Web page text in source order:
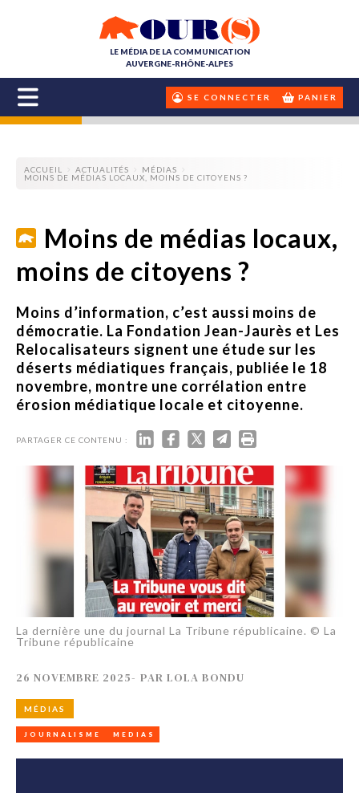
LE MÉDIA DE LA COMMUNICATION
AUVERGNE-RHÔNE-ALPES
SE CONNECTER PANIER
ACCUEIL ACTUALITÉS
MÉDIAS
MOINS DE MÉDIAS LOCAUX, MOINS DE CITOYENS ?
Moins de médias locaux,
moins de citoyens ?
Moins d’information, c’est aussi moins de
démocratie. La Fondation Jean-Jaurès et Les
Relocalisateurs signent une étude sur les
déserts médiatiques français, publiée le 18
novembre, montre une corrélation entre
érosion médiatique locale et citoyenne.
PARTAGER CE CONTENU :
La dernière une du journal La Tribune républicaine. © La
Tribune républicaine
26 NOVEMBRE 2025- PAR LOLA BONDU
MÉDIAS
JOURNALISME MEDIAS